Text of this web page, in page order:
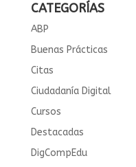
CATEGORÍAS
ABP
Buenas Prácticas
Citas
Ciudadanía Digital
Cursos
Destacadas
DigCompEdu